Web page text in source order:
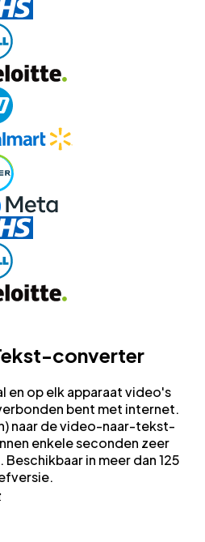
converter
en op elk apparaat video's
bent met internet.
naar de video-naar-tekst-
enkele seconden zeer
in meer dan 125